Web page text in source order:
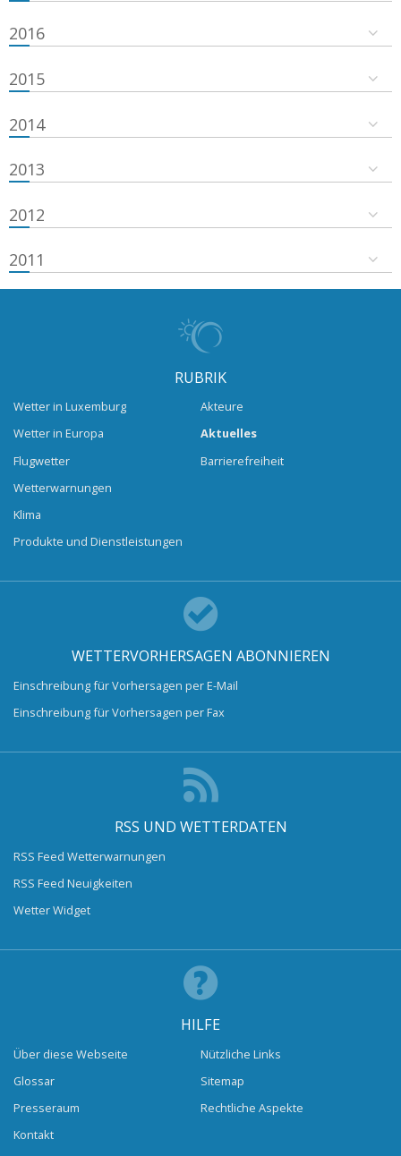
2016
2015
2014
2013
2012
2011
RUBRIK
Wetter in Luxemburg
Wetter in Europa
Flugwetter
Wetterwarnungen
Klima
Produkte und Dienstleistungen
Akteure
Aktuelles
Barrierefreiheit
WETTERVORHERSAGEN ABONNIEREN
Einschreibung für Vorhersagen per E-Mail
Einschreibung für Vorhersagen per Fax
RSS UND WETTERDATEN
RSS Feed Wetterwarnungen
RSS Feed Neuigkeiten
Wetter Widget
HILFE
Über diese Webseite
Glossar
Presseraum
Kontakt
Nützliche Links
Sitemap
Rechtliche Aspekte